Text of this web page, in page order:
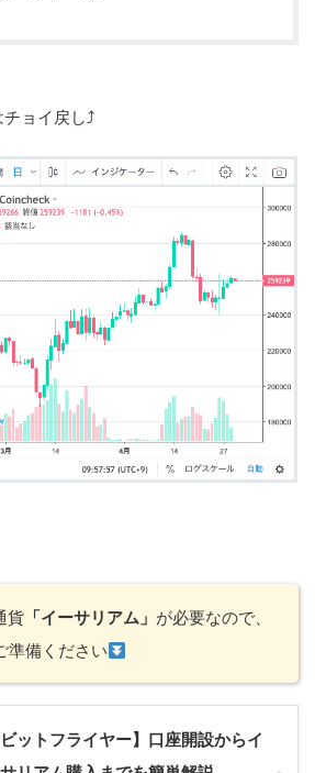
ョイ戻し⤴︎
貨「イーサリアム」 が必要なので、
準備ください
ビットフライヤー】口座開設からイ